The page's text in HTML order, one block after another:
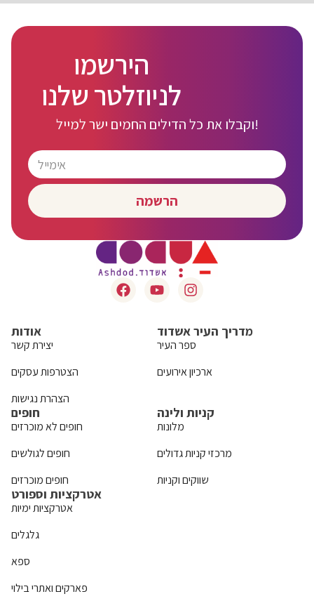
הירשמו
לניוזלטר שלנו
וקבלו את כל הדילים החמים ישר למייל!
הרשמה
אודות
יצירת קשר
הצטרפות עסקים
הצהרת נגישות
מדריך העיר אשדוד
ספר העיר
ארכיון אירועים
חופים
חופים לא מוכרזים
חופים לגולשים
חופים מוכרזים
קניות ולינה
מלונות
מרכזי קניות גדולים
שווקים וקניות
אטרקציות וספורט
אטרקציות ימיות
גלגלים
ספא
פארקים ואתרי בילוי